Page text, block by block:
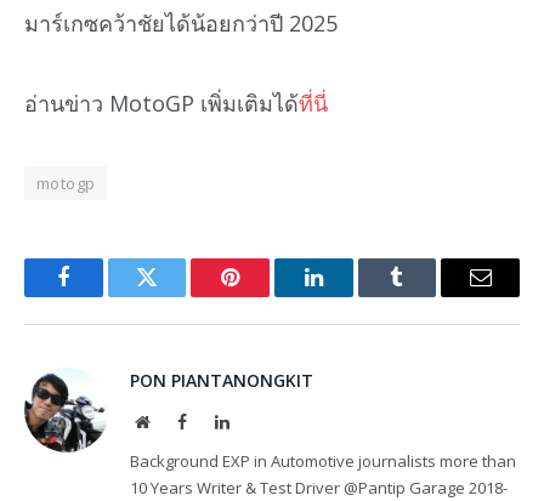
มาร์เกซคว้าชัยได้น้อยกว่าปี 2025
อ่านข่าว MotoGP เพิ่มเติมได้ที่นี่
motogp
FacebookTwitter Pinterest LinkedInTumblr Email
PON PIANTANONGKIT
WebsiteFacebookLinkedIn
Background EXP in Automotive journalists more than
10 Years Writer & Test Driver @Pantip Garage 2018-